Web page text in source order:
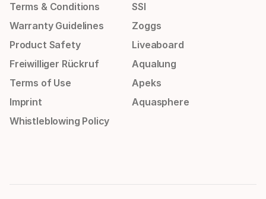
Terms & Conditions
Warranty Guidelines
Product Safety
Freiwilliger Rückruf
Terms of Use
Imprint
Whistleblowing Policy
SSI
Zoggs
Liveaboard
Aqualung
Apeks
Aquasphere